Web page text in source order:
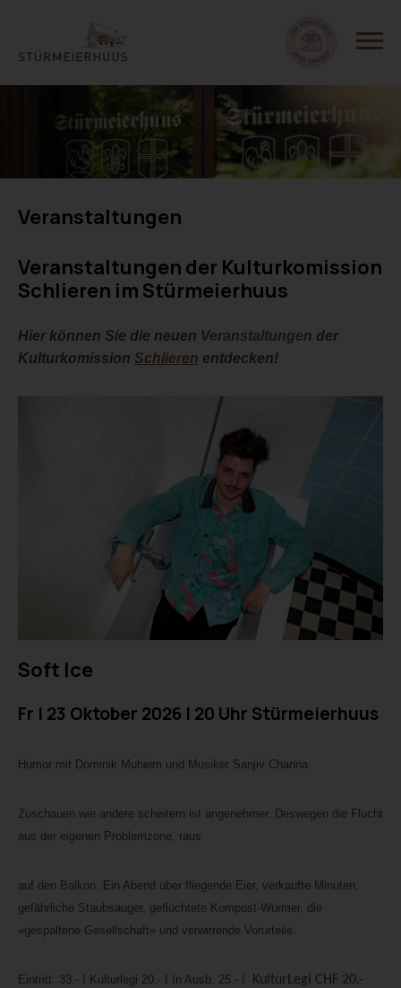
Veranstaltungen
Veranstaltungen der Kulturkomission
Schlieren im Stürmeierhuus
Hier können Sie die neuen Veranstaltungen der
Kulturkomission Schlieren entdecken!
Soft Ice
Fr I 23 Oktober 2026 I 20 Uhr Stürmeierhuus
Humor mit Dominik Muheim und Musiker Sanjiv Channa
Zuschauen wie andere scheitern ist angenehmer. Deswegen die Flucht
aus der eigenen Problemzone, raus
auf den Balkon. Ein Abend über fliegende Eier, verkaufte Minuten,
gefährliche Staubsauger, geflüchtete Kompost-Würmer, die
«gespaltene Gesellschaft» und verwirrende Vorurteile.
Eintritt: 33.- I Kulturlegi 20.- I In Ausb. 25.- I KulturLegi CHF 20.-